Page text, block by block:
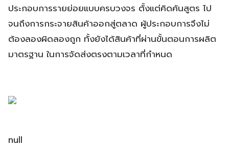
ประกอบการรายย่อยแบบครบวงจร ตั้งแต่คิดค้นสูตร ไป
จนถึงการกระจายสินค้าออกสู่ตลาด ผู้ประกอบการจึงไม่
ต้องลองผิดลองถูก ทั้งยังได้สินค้าที่ผ่านขั้นตอนการผลิต
มาตรฐาน ในการจัดส่งตรงตามเวลาที่กำหนด
null